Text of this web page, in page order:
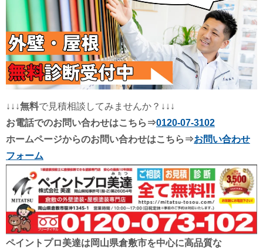
↓↓↓無料で見積相談してみませんか？↓↓↓
お電話でのお問い合わせはこちら⇒0120-07-3102
ホームページからのお問い合わせはこちら⇒お問い合わせ
フォーム
ペイントプロ美達は 岡山県倉敷市を中心に高品質な